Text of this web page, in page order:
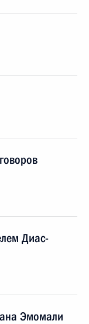
Диас-
Эмомали